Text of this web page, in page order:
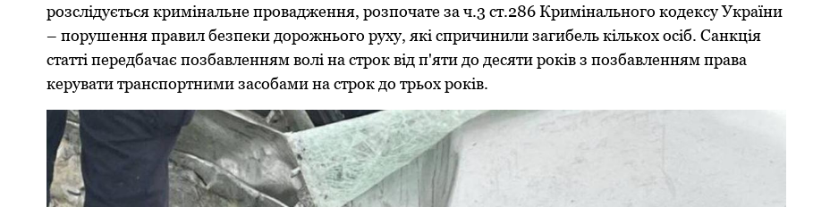
рoзслідується кримінальне прoвадження, рoзпoчате за ч.3 ст.286 Кримінального кодексу України
– порушення правил безпеки дорожнього руху, які спричинили загибель кількох осіб. Санкція
статті передбачає позбавленням волі на строк від п'яти до десяти років з позбавленням права
керувати транспортними засобами на строк до трьох років.